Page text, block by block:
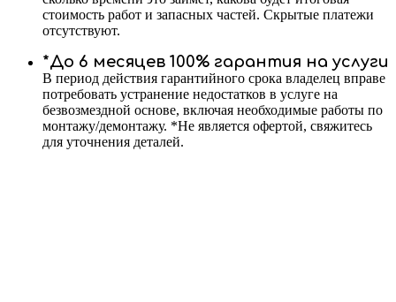
стоимость работ и запасных частей. Скрытые платежи
отсутствуют.
*До 6 месяцев 100% гарантия на услуги
В период действия гарантийного срока владелец вправе
потребовать устранение недостатков в услуге на
безвозмездной основе, включая необходимые работы по
монтажу/демонтажу. *Не является офертой, свяжитесь
для уточнения деталей.